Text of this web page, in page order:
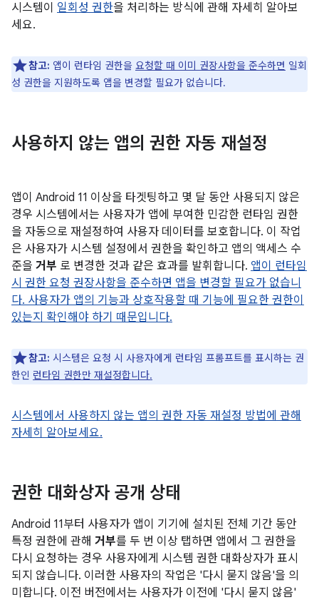
시스템이 일회성 권한을 처리하는 방식에 관해 자세히 알아보
세요.
참고: 앱이 런타임 권한을 요청할 때 이미 권장사항을 준수하면 일회
성 권한을 지원하도록 앱을 변경할 필요가 없습니다.
사용하지 않는 앱의 권한 자동 재설정
앱이 Android 11 이상을 타겟팅하고 몇 달 동안 사용되지 않은
경우 시스템에서는 사용자가 앱에 부여한 민감한 런타임 권한
을 자동으로 재설정하여 사용자 데이터를 보호합니다. 이 작업
은 사용자가 시스템 설정에서 권한을 확인하고 앱의 액세스 수
준을 거부 로 변경한 것과 같은 효과를 발휘합니다. 앱이 런타임
시 권한 요청 권장사항을 준수하면 앱을 변경할 필요가 없습니
다. 사용자가 앱의 기능과 상호작용할 때 기능에 필요한 권한이
있는지 확인해야 하기 때문입니다.
참고: 시스템은 요청 시 사용자에게 런타임 프롬프트를 표시하는 권
한인 런타임 권한만 재설정합니다.
시스템에서 사용하지 않는 앱의 권한 자동 재설정 방법에 관해
자세히 알아보세요.
권한 대화상자 공개 상태
Android 11부터 사용자가 앱이 기기에 설치된 전체 기간 동안
특정 권한에 관해 거부를 두 번 이상 탭하면 앱에서 그 권한을
다시 요청하는 경우 사용자에게 시스템 권한 대화상자가 표시
되지 않습니다. 이러한 사용자의 작업은 '다시 묻지 않음'을 의
미합니다. 이전 버전에서는 사용자가 이전에 '다시 묻지 않음'